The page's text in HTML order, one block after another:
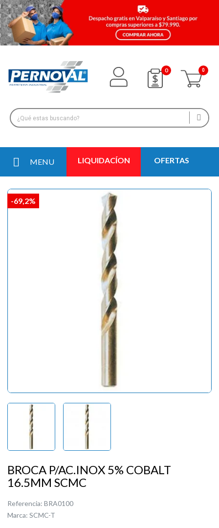
0
MENU LIQUIDACÍON OFERTAS
-69,2%
BROCA P/AC.INOX 5% COBALT
16.5MM SCMC
Referencia: BRA0100
Marca: SCMC-T